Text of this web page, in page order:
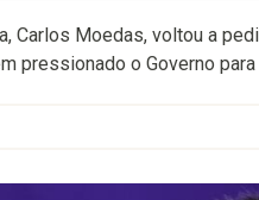
Carlos Moedas, voltou a
pressionado o Governo